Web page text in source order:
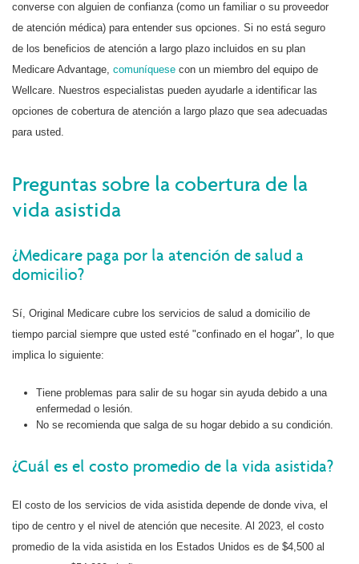
converse con alguien de confianza (como un familiar o su proveedor
de atención médica) para entender sus opciones. Si no está seguro
de los beneficios de atención a largo plazo incluidos en su plan
Medicare Advantage, comuníquese con un miembro del equipo de
Wellcare. Nuestros especialistas pueden ayudarle a identificar las
opciones de cobertura de atención a largo plazo que sea adecuadas
para usted.
Preguntas sobre la cobertura de la
vida asistida
¿Medicare paga por la atención de salud a
domicilio?
Sí, Original Medicare cubre los servicios de salud a domicilio de
tiempo parcial siempre que usted esté "confinado en el hogar", lo que
implica lo siguiente:
Tiene problemas para salir de su hogar sin ayuda debido a una
enfermedad o lesión.
No se recomienda que salga de su hogar debido a su condición.
¿Cuál es el costo promedio de la vida asistida?
El costo de los servicios de vida asistida depende de donde viva, el
tipo de centro y el nivel de atención que necesite. Al 2023, el costo
promedio de la vida asistida en los Estados Unidos es de $4,500 al